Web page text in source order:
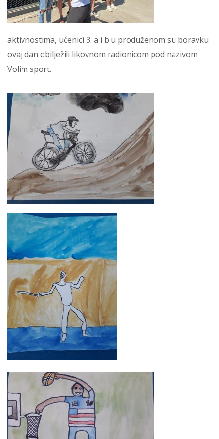
aktivnostima, učenici 3. a i b u produženom su boravku
ovaj dan obilježili likovnom radionicom pod nazivom
Volim sport.